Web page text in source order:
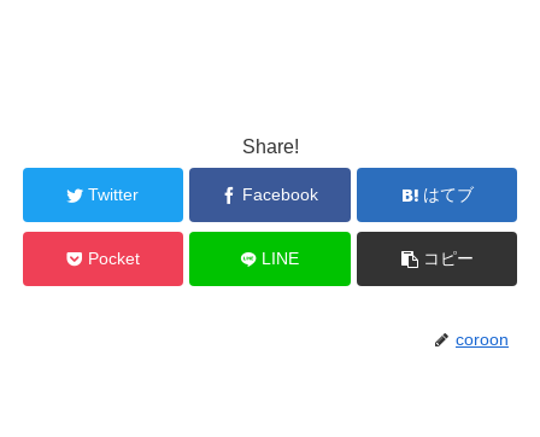
Share!
Twitter Facebook はてブ
Pocket LINE コピー
coroon